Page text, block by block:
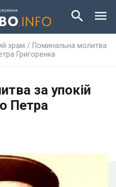
храм / Поминальна молитва
Григоренка
за упокій
Петра